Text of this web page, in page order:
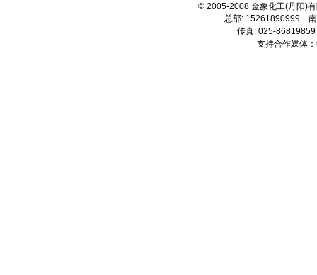
© 2005-2008 金象化工(丹阳)
总部: 15261890999
传真: 025-
支持合作媒体：